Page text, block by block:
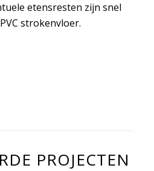
etensresten zijn snel
strokenvloer.
PROJECTEN